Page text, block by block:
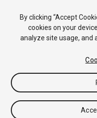
By clicking “Accept
cookies on your
analyze site usage, and